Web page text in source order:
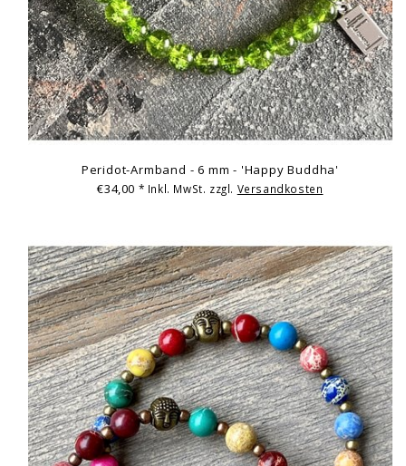
Peridot-Armband - 6 mm - 'Happy Buddha'
€34,00 * Inkl. MwSt. zzgl. Versandkosten